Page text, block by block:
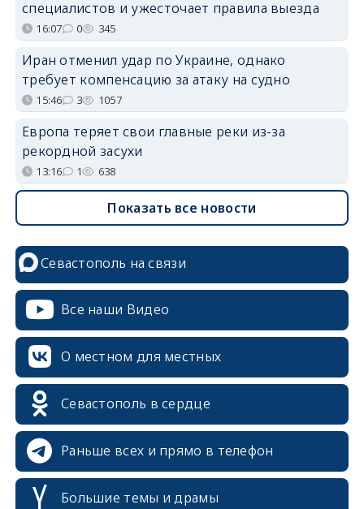
специалистов и ужесточает правила выезда
16:07 0 345
Иран отменил удар по Украине, однако
требует компенсацию за атаку на судно
15:46 3 1057
Европа теряет свои главные реки из-за
рекордной засухи
13:16 1 638
Показать все новости
Севастополь на связи
Все наши Видео
О местном для местных
Севастополь в сердце
Раньше всех и прямо в телефон
Большие темы и драмы